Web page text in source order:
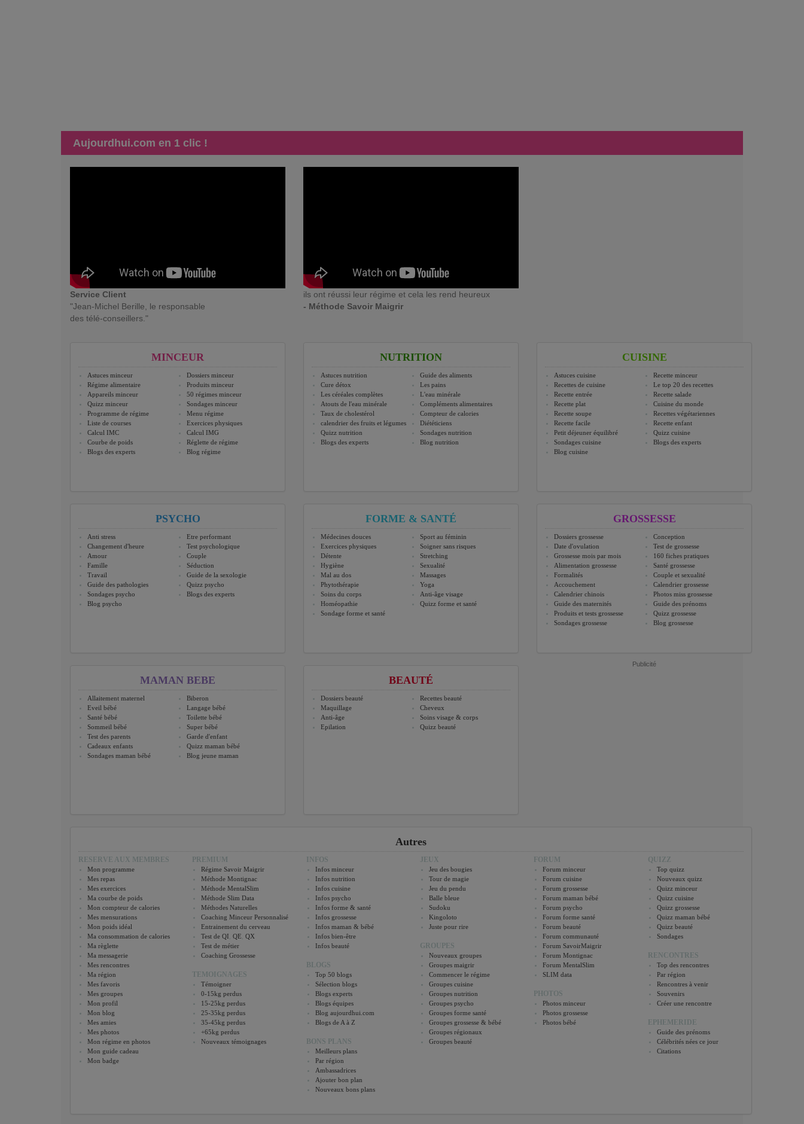
Aujourdhui.com en 1 clic !
Service Client
"Jean-Michel Berille, le responsable
des télé-conseillers."
ils ont réussi leur régime et cela les rend heureux
- Méthode Savoir Maigrir
MINCEUR
Astuces minceur
Dossiers minceur
Régime alimentaire
Produits minceur
Appareils minceur
50 régimes minceur
Quizz minceur
Sondages minceur
Programme de régime
Menu régime
Liste de courses
Exercices physiques
Calcul IMC
Calcul IMG
Courbe de poids
Réglette de régime
Blogs des experts
Blog régime
NUTRITION
Astuces nutrition
Guide des aliments
Cure détox
Les pains
Les céréales complètes
L'eau minérale
Atouts de l'eau minérale
Compléments alimentaires
Taux de cholestérol
Compteur de calories
calendrier des fruits et légumes
Diététiciens
Quizz nutrition
Sondages nutrition
Blogs des experts
Blog nutrition
CUISINE
Astuces cuisine
Recette minceur
Recettes de cuisine
Le top 20 des recettes
Recette entrée
Recette salade
Recette plat
Cuisine du monde
Recette soupe
Recettes végétariennes
Recette facile
Recette enfant
Petit déjeuner équilibré
Quizz cuisine
Sondages cuisine
Blogs des experts
Blog cuisine
PSYCHO
Anti stress
Etre performant
Changement d'heure
Test psychologique
Amour
Couple
Famille
Séduction
Travail
Guide de la sexologie
Guide des pathologies
Quizz psycho
Sondages psycho
Blogs des experts
Blog psycho
FORME & SANTÉ
Médecines douces
Sport au féminin
Exercices physiques
Soigner sans risques
Détente
Stretching
Hygiène
Sexualité
Mal au dos
Massages
Phytothérapie
Yoga
Soins du corps
Anti-âge visage
Homéopathie
Quizz forme et santé
Sondage forme et santé
GROSSESSE
Dossiers grossesse
Conception
Date d'ovulation
Test de grossesse
Grossesse mois par mois
160 fiches pratiques
Alimentation grossesse
Santé grossesse
Formalités
Couple et sexualité
Accouchement
Calendrier grossesse
Calendrier chinois
Photos miss grossesse
Guide des maternités
Guide des prénoms
Produits et tests grossesse
Quizz grossesse
Sondages grossesse
Blog grossesse
MAMAN BEBE
Allaitement maternel
Biberon
Eveil bébé
Langage bébé
Santé bébé
Toilette bébé
Sommeil bébé
Super bébé
Test des parents
Garde d'enfant
Cadeaux enfants
Quizz maman bébé
Sondages maman bébé
Blog jeune maman
BEAUTÉ
Dossiers beauté
Recettes beauté
Maquillage
Cheveux
Anti-âge
Soins visage & corps
Epilation
Quizz beauté
Publicité
Autres
RESERVE AUX MEMBRES
Mon programme
Mes repas
Mes exercices
Ma courbe de poids
Mon compteur de calories
Mes mensurations
Mon poids idéal
Ma consommation de calories
Ma règlette
Ma messagerie
Mes rencontres
Ma région
Mes favoris
Mes groupes
Mon profil
Mon blog
Mes amies
Mes photos
Mon régime en photos
Mon guide cadeau
Mon badge
PREMIUM
Régime Savoir Maigrir
Méthode Montignac
Méthode MentalSlim
Méthode Slim Data
Méthodes Naturelles
Coaching Minceur Personnalisé
Entrainement du cerveau
Test de QI ,QE ,QX
Test de métier
Coaching Grossesse
TEMOIGNAGES
Témoigner
0-15kg perdus
15-25kg perdus
25-35kg perdus
35-45kg perdus
+65kg perdus
Nouveaux témoignages
INFOS
Infos minceur
Infos nutrition
Infos cuisine
Infos psycho
Infos forme & santé
Infos grossesse
Infos maman & bébé
Infos bien-être
Infos beauté
BLOGS
Top 50 blogs
Sélection blogs
Blogs experts
Blogs équipes
Blog aujourdhui.com
Blogs de A à Z
BONS PLANS
Meilleurs plans
Par région
Ambassadrices
Ajouter bon plan
Nouveaux bons plans
JEUX
Jeu des bougies
Tour de magie
Jeu du pendu
Balle bleue
Sudoku
Kingoloto
Juste pour rire
GROUPES
Nouveaux groupes
Groupes maigrir
Commencer le régime
Groupes cuisine
Groupes nutrition
Groupes psycho
Groupes forme santé
Groupes grossesse & bébé
Groupes régionaux
Groupes beauté
FORUM
Forum minceur
Forum cuisine
Forum grossesse
Forum maman bébé
Forum psycho
Forum forme santé
Forum beauté
Forum communauté
Forum SavoirMaigrir
Forum Montignac
Forum MentalSlim
SLIM data
PHOTOS
Photos minceur
Photos grossesse
Photos bébé
QUIZZ
Top quizz
Nouveaux quizz
Quizz minceur
Quizz cuisine
Quizz grossesse
Quizz maman bébé
Quizz beauté
Sondages
RENCONTRES
Top des rencontres
Par région
Rencontres à venir
Souvenirs
Créer une rencontre
EPHEMERIDE
Guide des prénoms
Célébrités nées ce jour
Citations